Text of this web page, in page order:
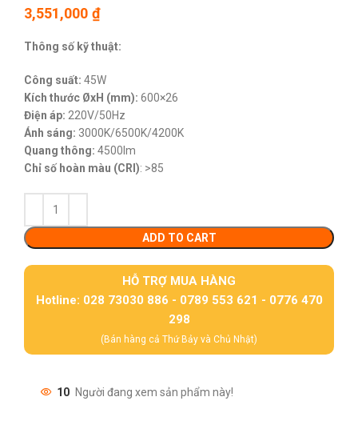
3,551,000 ₫
Thông số kỹ thuật:
Công suất: 45W
Kích thước ØxH (mm): 600×26
Điện áp: 220V/50Hz
Ánh sáng: 3000K/6500K/4200K
Quang thông: 4500lm
Chỉ số hoàn màu (CRI): >85
ADD TO CART
HỖ TRỢ MUA HÀNG
Hotline: 028 73030 886 - 0789 553 621 - 0776 470
298
(Bán hàng cả Thứ Bảy và Chủ Nhật)
10 Người đang xem sản phẩm này!